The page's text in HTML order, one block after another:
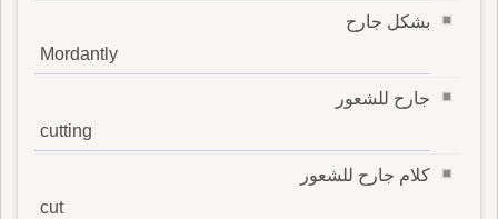
بشكل جارح
Mordantly
جارح للشعور
cutting
كلام جارح للشعور
cut